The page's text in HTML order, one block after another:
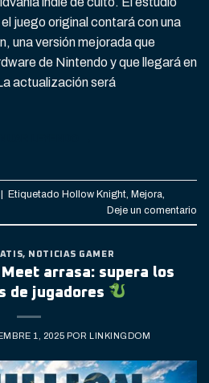
juego original contará con una
una versión mejorada que
de Nintendo y que llegará en
actualización será
| Etiquetado Hollow Knight Mejora
Deje un comentario
, NOTICIAS GAMER
arrasa: supera los
de jugadores
1, 2025 POR LINKINGDOM